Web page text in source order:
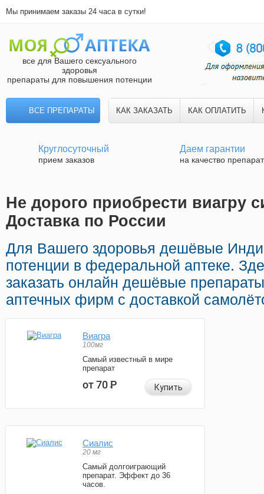
Мы принимаем заказы 24 часа в сутки!
все для Вашего сексуального
здоровья
препараты для повышения потенции
ВСЕ ПРЕПАРАТЫ КАК ЗАКАЗАТЬ КАК ОПЛАТИТЬ
Круглосуточный
прием заказов
Даем гарантии
на качество
Не дорого приобрести виагру
Доставка по России
Для Вашего здоровья дешёвые
потенции в федеральной аптеке.
заказать онлайн дешёвые
аптечных фирм с доставкой
Виагра
100мг
Самый известный в мире
препарат
от 70Р Купить
Сиалис
20 мг
Самый долгоиграющий
препарат. Эффект до 36
часов.